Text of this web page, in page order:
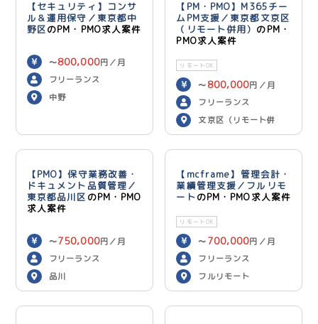
【セキュリティ】コンサ
ル＆運用保守／東京都中
野区のPM・PMO求人案件
〜800,000円／月
フリーランス
中野
【PM・PMO】M365チー
ムPM支援／東京都文京区
（リモート併用） のPM・
PMO求人案件
リモートOK
〜 800,000円／月
フリーランス
文京区（リモート併
用）
【PMO】保守業務改善・
ドキュメント品質管理／
東京都品川区 のPM・PMO
求人案件
〜750,000円／月
フリーランス
品川
【mcframe】管理会計・
業績管理支援／フルリモ
ートのPM・PMO求人案件
リモートOK
〜 700,000円／月
フリーランス
フルリモート